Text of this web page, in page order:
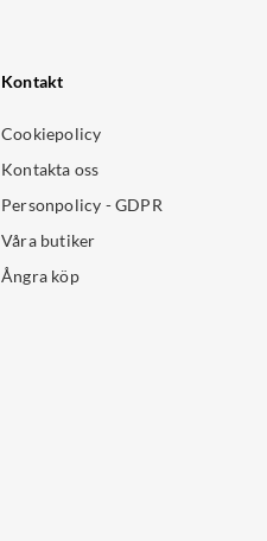
Kontakt
Cookiepolicy
Kontakta oss
Personpolicy - GDPR
Våra butiker
Ångra köp